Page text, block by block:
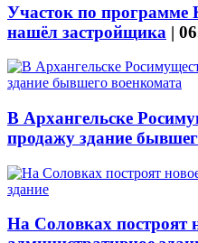
Участок по программе
нашёл застройщика |
В Архангельске
продажу здание
На Соловках построят